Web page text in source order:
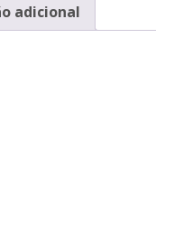
adicional